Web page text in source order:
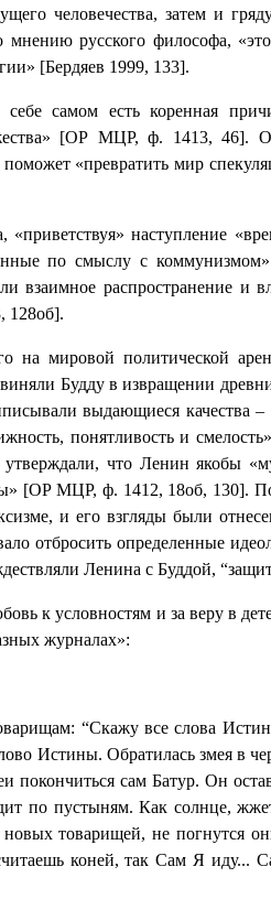
человечества, затем и
русского философа,
[Бердяев 1999, 133].
самом есть коренная
[ОР МЦР, ф. 1413, 46].
«превратить мир
наступление
по смыслу с
распространение и
128об].
мировой политической
Будду в извращении
выдающиеся качества –
понятливость и
что Ленин якобы
[ОР МЦР, ф. 1412, 18об,
и его взгляды были
отбросить определенные
Ленина с Буддой,
к условностям и за веру в
журналах»:
“Скажу все слова
Истины. Обратилась змея в
сам Батур. Он
по пустыням. Как солнце,
товарищей, не погнутся
коней, так Сам Я иду...